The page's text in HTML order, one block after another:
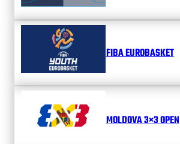
FIBA EUROBASKET
MOLDOVA 3×3 OPEN